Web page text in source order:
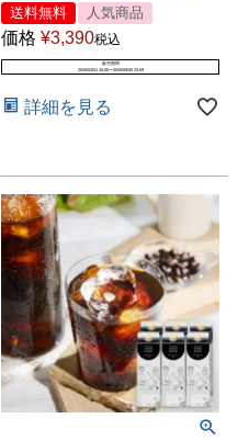
送料無料 人気商品
価格 ¥3,390税込
販売期間
2026/03/01 10:00〜2026/09/30 23:59
詳細を見る